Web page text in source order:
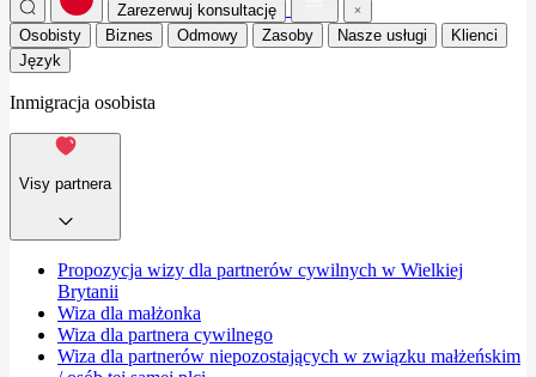
Zarezerwuj konsultację
Osobisty
Biznes Odmowy Zasoby Nasze usługi
Klienci
Język
Inmigracja osobista
Visy partnera
Propozycja wizy dla partnerów cywilnych w Wielkiej
Brytanii
Wiza dla małżonka
Wiza dla partnera cywilnego
Wiza dla partnerów niepozostających w związku małżeńskim